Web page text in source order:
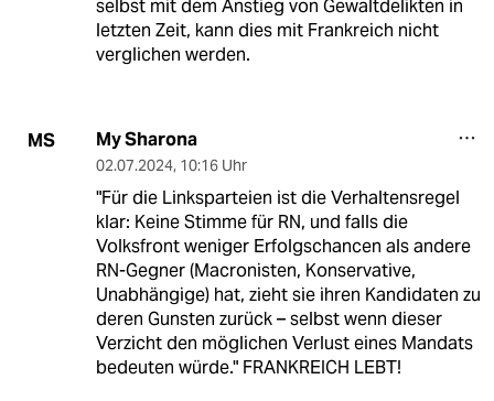
selbst mit dem Anstieg von Gewaltdelikten in
letzten Zeit, kann dies mit Frankreich nicht
verglichen werden.
MS My Sharona
02.07.2024, 10:16 Uhr
"Für die Linksparteien ist die Verhaltensregel
klar: Keine Stimme für RN, und falls die
Volksfront weniger Erfolgschancen als andere
RN-Gegner (Macronisten, Konservative,
Unabhängige) hat, zieht sie ihren Kandidaten zu
deren Gunsten zurück – selbst wenn dieser
Verzicht den möglichen Verlust eines Mandats
bedeuten würde." FRANKREICH LEBT!